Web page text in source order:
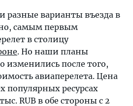
разные варианты въезда в
самым первым
в столицу
. Но наши планы
изменились после того,
авиаперелета. Цена
популярных ресурсах
RUB в обе стороны с 2